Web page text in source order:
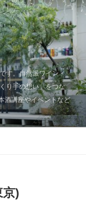
す。自然派ワイン・
り手の想い」をつな
酒講座やイベントなど
)